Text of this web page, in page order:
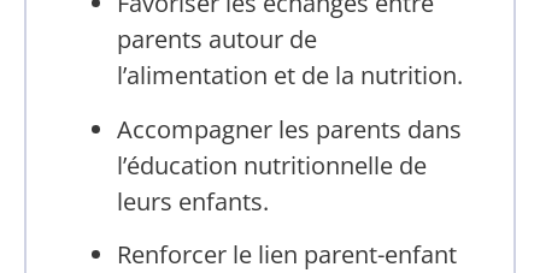
parents autour de
l’alimentation et de la nutrition.
Accompagner les parents dans
l’éducation nutritionnelle de
leurs enfants.
Renforcer le lien parent-enfant